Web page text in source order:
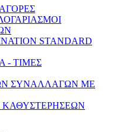
STANDARD
- ΤΙΜΕΣ
ΣΥΝΑΛΛΑΓΩΝ ΜΕ
ΚΑΘΥΣΤΕΡΗΣΕΩΝ